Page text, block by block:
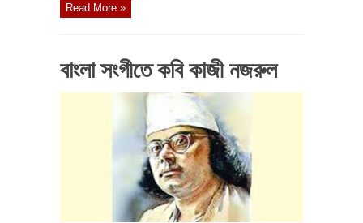
Read More »
বাংলা সংগীতে কবি কাজী নজরুল